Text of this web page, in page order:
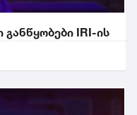
IRI-ის